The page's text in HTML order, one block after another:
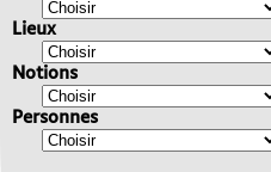
Lieux
Notions
Personnes